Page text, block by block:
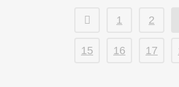
1 2
15 16 17